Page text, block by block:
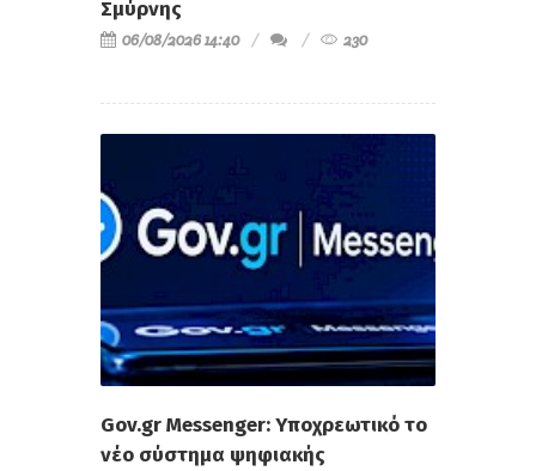
Σμύρνης
06/08/2026 14:40 230
Gov.gr Messenger: Υποχρεωτικό το
νέο σύστημα ψηφιακής